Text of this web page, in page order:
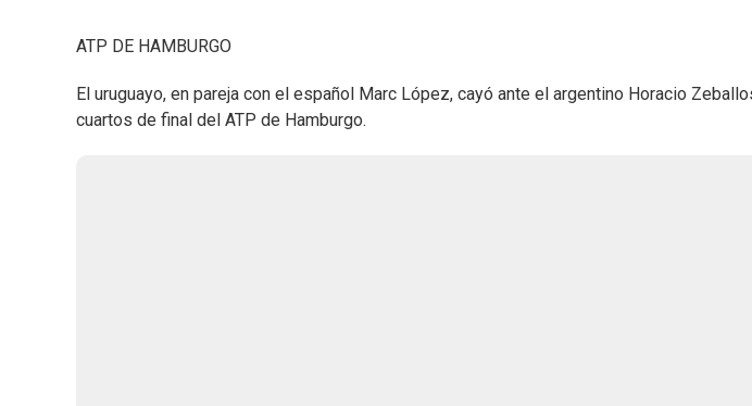
ATP DE HAMBURGO
El uruguayo, en pareja con el español Marc López, cayó ante el argentino Horacio
cuartos de final del ATP de Hamburgo.